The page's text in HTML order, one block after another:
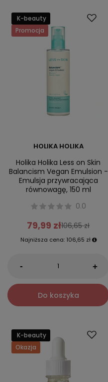
K-beauty
Promocja
HOLIKA HOLIKA
Holika Holika Less on Skin
Balancism Vegan Emulsion -
Emulsja przywracająca
równowagę, 150 ml
0.0
79,99 zł106,65 zł
Najniższa cena: 106,65 zł
- +
Do koszyka
K-beauty
Okazja